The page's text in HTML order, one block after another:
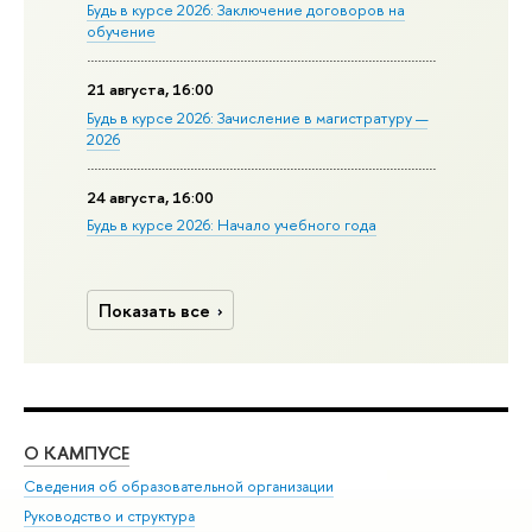
Будь в курсе 2026: Заключение договоров на
обучение
21 августа, 16:00
Будь в курсе 2026: Зачисление в магистратуру —
2026
24 августа, 16:00
Будь в курсе 2026: Начало учебного года
Показать все
О КАМПУСЕ
Сведения об образовательной организации
Руководство и структура